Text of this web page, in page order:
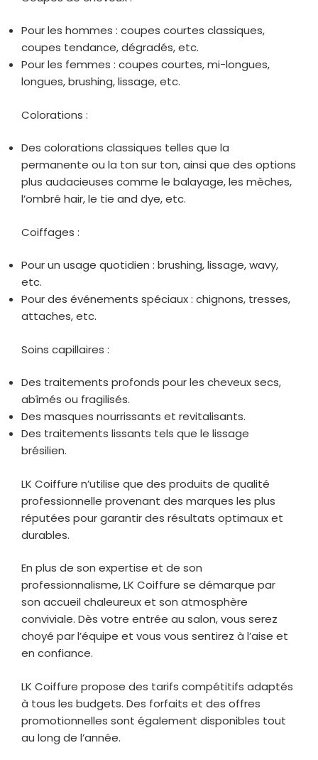
Pour les hommes : coupes courtes classiques,
coupes tendance, dégradés, etc.
Pour les femmes : coupes courtes, mi-longues,
longues, brushing, lissage, etc.
Colorations :
Des colorations classiques telles que la
permanente ou la ton sur ton, ainsi que des options
plus audacieuses comme le balayage, les mèches,
l’ombré hair, le tie and dye, etc.
Coiffages :
Pour un usage quotidien : brushing, lissage, wavy,
etc.
Pour des événements spéciaux : chignons, tresses,
attaches, etc.
Soins capillaires :
Des traitements profonds pour les cheveux secs,
abîmés ou fragilisés.
Des masques nourrissants et revitalisants.
Des traitements lissants tels que le lissage
brésilien.
LK Coiffure n’utilise que des produits de qualité
professionnelle provenant des marques les plus
réputées pour garantir des résultats optimaux et
durables.
En plus de son expertise et de son
professionnalisme, LK Coiffure se démarque par
son accueil chaleureux et son atmosphère
conviviale. Dès votre entrée au salon, vous serez
choyé par l’équipe et vous vous sentirez à l’aise et
en confiance.
LK Coiffure propose des tarifs compétitifs adaptés
à tous les budgets. Des forfaits et des offres
promotionnelles sont également disponibles tout
au long de l’année.